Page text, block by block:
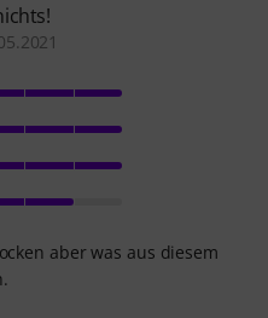
aber was aus diesem